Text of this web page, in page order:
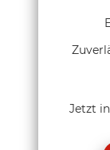
Jetzt